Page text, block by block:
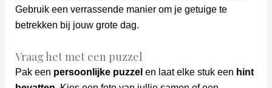
Gebruik een verrassende manier om je getuige te
betrekken bij jouw grote dag.
Vraag het met een puzzel
Pak een persoonlijke puzzel en laat elke stuk een hint